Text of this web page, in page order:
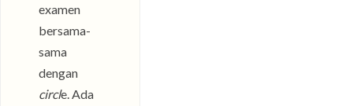
examen
bersama-
sama
dengan
circle. Ada